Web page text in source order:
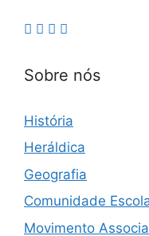
Sobre nós
História
Heráldica
Geografia
Comunidade
Movimento